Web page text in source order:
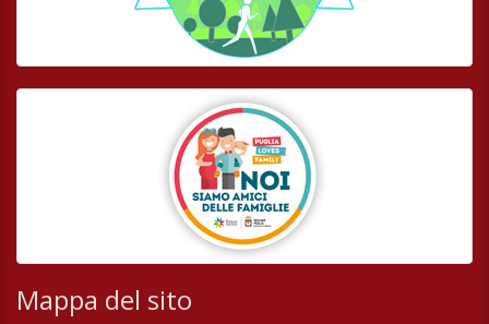
Mappa del sito